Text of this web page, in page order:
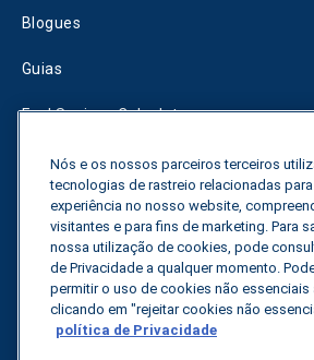
Blogues
Guias
Fuel Savings Calculator
Calculadora de otimização do
Rastreador de tarifas
Contactar-nos
Nós e os nossos parceiros terceiros
tecnologias de rastreio relacionadas
experiência no nosso website,
visitantes e para fins de marketing. Para
nossa utilização de cookies, pode
de Privacidade a qualquer momento.
permitir o uso de cookies não essenciais
clicando em "rejeitar cookies não
política de Privacidade